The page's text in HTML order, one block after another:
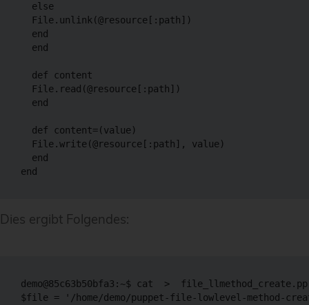
  else
  File.unlink(@resource[:path])
  end
  end
  def content
  File.read(@resource[:path])
  end
  def content=(value)
  File.write(@resource[:path], value)
  end
Dies ergibt Folgendes:
demo@85c63b50bfa3:~$ cat  >  file_llmethod_create.pp
$file = '/home/demo/puppet-file-lowlevel-method-